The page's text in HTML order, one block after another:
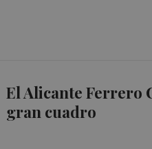
El Alicante Ferrero
gran cuadro